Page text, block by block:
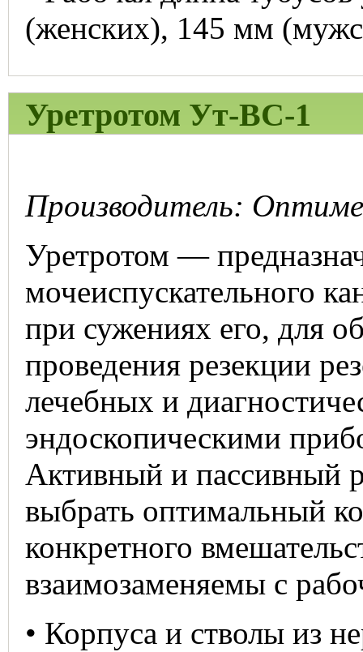
(женских), 145 мм
Уретротом Ут-ВС-1
Производитель:
Уретротом —
мочеиспускательного
при сужениях его, для
проведения резекции
лечебных и
эндоскопическими
Активный и пассивный
выбрать оптимальный
конкретного
взаимозаменяемы с
• Корпуса и стволы из